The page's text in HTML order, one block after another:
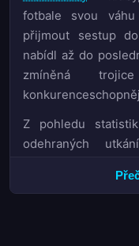
fotbale svou
přijmout sestup
nabídl až do
zmíněná
Z pohledu
odehraných
potvrzuje, že